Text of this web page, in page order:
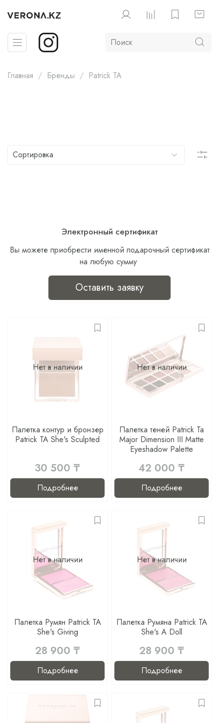
Главная Бренды Patrick TA
Электронный сертификат
Вы можете приобрести именной подарочный сертификат
на любую сумму
Оставить заявку
Нет в наличии
Палетка контур и бронзер
Patrick TA She's Sculpted
30 500 ₸
Подробнее
Нет в наличии
Палетка теней Patrick Ta
Major Dimension III Matte
Eyeshadow Palette
42 000 ₸
Подробнее
Нет в наличии
Палетка Румян Patrick TA
She's Giving
28 900 ₸
Подробнее
Нет в наличии
Палетка Румяна Patrick TA
She's A Doll
28 900 ₸
Подробнее